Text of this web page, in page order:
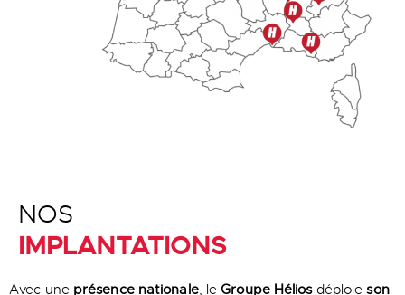
NOS
IMPLANTATIONS
Avec une présence nationale, leGroupe Héliosdéploieson